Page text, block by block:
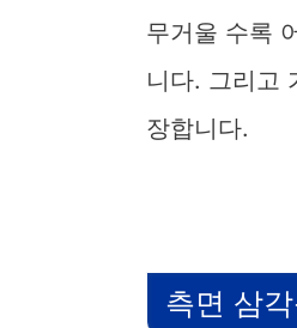
무거울 수록
니다. 그리고
장합니다.
측면 삼